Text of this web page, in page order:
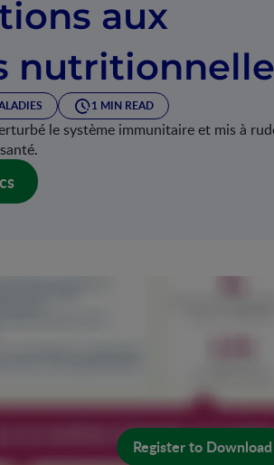
aux
1 MIN READ
le système immunitaire et mis à
Register to Download